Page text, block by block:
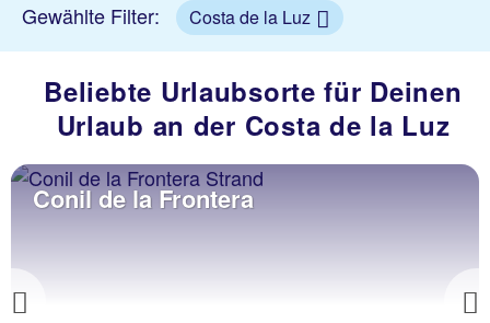
Gewählte Filter: Costa de la Luz
Beliebte Urlaubsorte für Deinen
Urlaub an der Costa de la Luz
Conil de la Frontera